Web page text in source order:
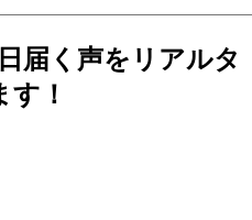
届く声をリアルタ
！